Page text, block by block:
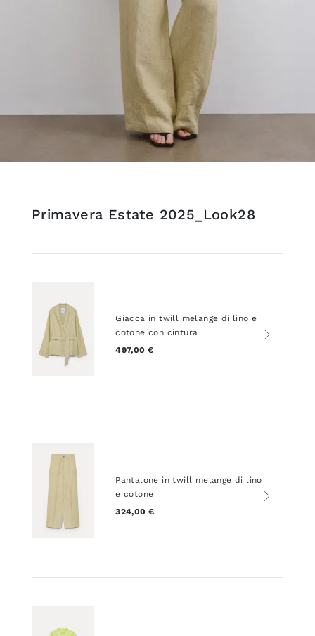
Primavera Estate 2025_Look28
Giacca in twill melange di lino e
cotone con cintura
497,00 €
Pantalone in twill melange di lino
e cotone
324,00 €